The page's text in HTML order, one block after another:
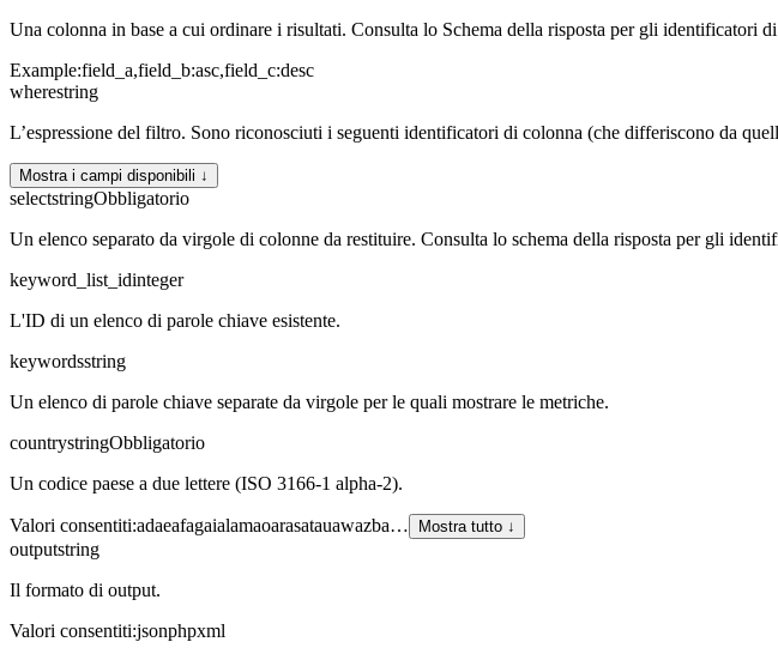
Una colonna in base a cui ordinare i risultati. Consulta lo Schema della risposta per gli identificatori
Example:field_a,field_b:asc,field_c:desc
wherestring
L’espressione del filtro. Sono riconosciuti i seguenti identificatori di colonna (che differiscono da
Mostra i campi disponibili ↓
selectstringObbligatorio
Un elenco separato da virgole di colonne da restituire. Consulta lo schema della risposta per gli
keyword_list_idinteger
L'ID di un elenco di parole chiave esistente.
keywordsstring
Un elenco di parole chiave separate da virgole per le quali mostrare le metriche.
countrystringObbligatorio
Un codice paese a due lettere (ISO 3166-1 alpha-2).
Valori consentiti:adaeafagaialamaoarasatauawazba… Mostra tutto ↓
outputstring
Il formato di output.
Valori consentiti:jsonphpxml